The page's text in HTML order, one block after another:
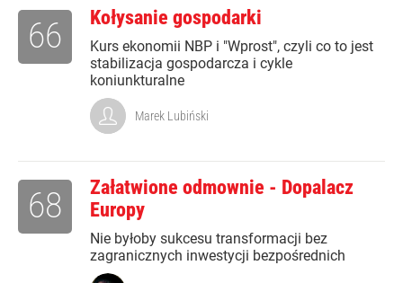
Kołysanie gospodarki
Kurs ekonomii NBP i "Wprost", czyli co to jest
stabilizacja gospodarcza i cykle
koniunkturalne
66
Marek Lubiński
Załatwione odmownie - Dopalacz
Europy
Nie byłoby sukcesu transformacji bez
zagranicznych inwestycji bezpośrednich
68